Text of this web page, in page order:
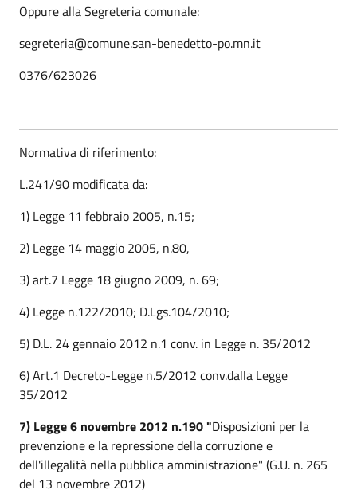
Oppure alla Segreteria comunale:
segreteria@comune.san-benedetto-po.mn.it
0376/623026
Normativa di riferimento:
L.241/90 modificata da:
1) Legge 11 febbraio 2005, n.15;
2) Legge 14 maggio 2005, n.80,
3) art.7 Legge 18 giugno 2009, n. 69;
4) Legge n.122/2010; D.Lgs.104/2010;
5) D.L. 24 gennaio 2012 n.1 conv. in Legge n. 35/2012
6) Art.1 Decreto-Legge n.5/2012 conv.dalla Legge
35/2012
7) Legge 6 novembre 2012 n.190 "Disposizioni per la
prevenzione e la repressione della corruzione e
dell'illegalità nella pubblica amministrazione" (G.U. n. 265
del 13 novembre 2012)